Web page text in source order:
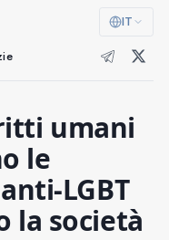
IT
umani
le
LGBT
la società